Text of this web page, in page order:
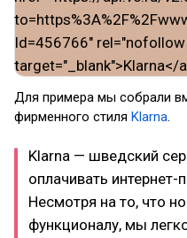
Для примера мы собрали
фирменного стиля Klarna.
Klarna — шведский
оплачивать интернет-
Несмотря на то, что
функционалу, мы